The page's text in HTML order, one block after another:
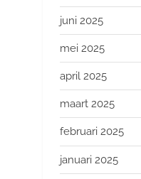
juni 2025
mei 2025
april 2025
maart 2025
februari 2025
januari 2025